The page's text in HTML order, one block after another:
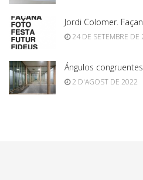
Jordi Colomer.
24 DE SETEMBRE DE
Ángulos congruentes
2 D'AGOST DE 2022